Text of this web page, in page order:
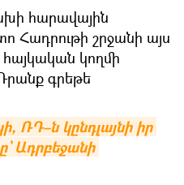
հարավային
Հադրութի շրջանի այս
հայկական կողմի
գրեթե
ՌԴ–ն կընդլայնի իր
Ադրբեջանի